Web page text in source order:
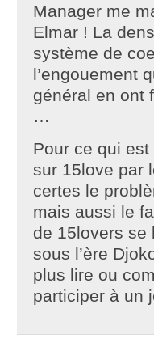
Manager me
Elmar ! La
système de
l’engouement
général en ont
…
Pour ce qui est
sur 15love par
certes le
mais aussi le
de 15lovers se
sous l’ère
plus lire ou
participer à un